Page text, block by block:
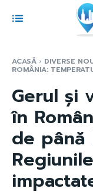
ACASĂ DIVERSE
ROMÂNIA:
Gerul și
în
de până